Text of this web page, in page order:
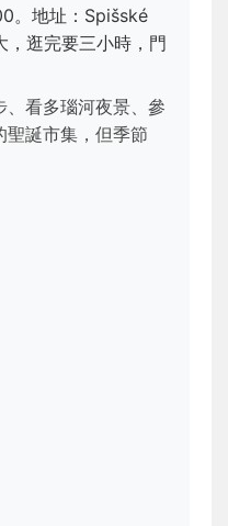
。地址：Spišské
逛完要三小時，門
、看多瑙河夜景、參
聖誕市集，但季節